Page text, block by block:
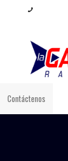
Contáctenos